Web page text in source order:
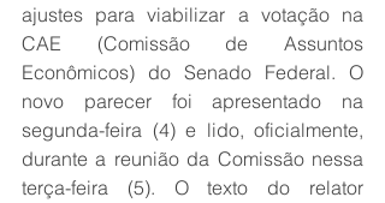
ajustes para viabilizar a votação na
CAE (Comissão de Assuntos
Econômicos) do Senado Federal. O
novo parecer foi apresentado na
segunda-feira (4) e lido, oficialmente,
durante a reunião da Comissão nessa
terça-feira (5). O texto do relator